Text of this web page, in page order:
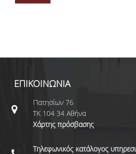
ΕΠΙΚΟΙΝΩΝΙΑ
Πατησίων 76
ΤΚ 104 34 Αθήνα
Χάρτης πρόσβασης
Τηλεφωνικός κατάλογος